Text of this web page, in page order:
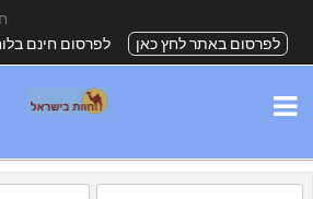
לפרסום באתר לחץ כאן
לפרסום חינם